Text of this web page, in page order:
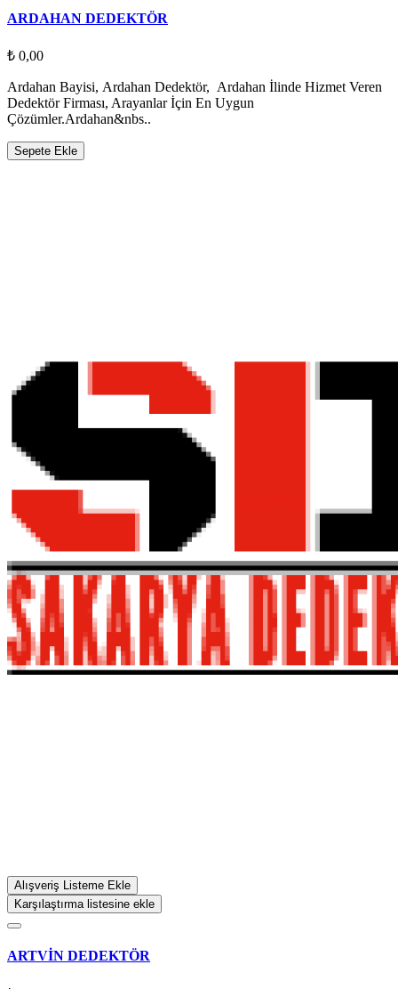
ARDAHAN DEDEKTÖR
₺ 0,00
Ardahan Bayisi, Ardahan Dedektör, Ardahan İlinde Hizmet Veren
Dedektör Firması, Arayanlar İçin En Uygun
Çözümler.Ardahan&nbs..
Sepete Ekle
Alışveriş Listeme Ekle
Karşılaştırma listesine ekle
ARTVİN DEDEKTÖR